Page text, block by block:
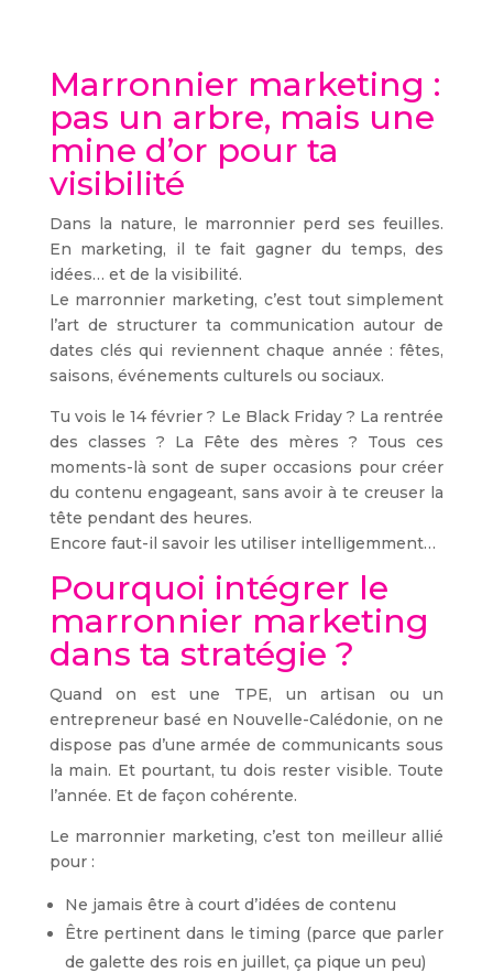
Marronnier marketing :
pas un arbre, mais une
mine d’or pour ta
visibilité
Dans la nature, le marronnier perd ses feuilles.
En marketing, il te fait gagner du temps, des
idées… et de la visibilité.
Le marronnier marketing, c’est tout simplement
l’art de structurer ta communication autour de
dates clés qui reviennent chaque année : fêtes,
saisons, événements culturels ou sociaux.
Tu vois le 14 février ? Le Black Friday ? La rentrée
des classes ? La Fête des mères ? Tous ces
moments-là sont de super occasions pour créer
du contenu engageant, sans avoir à te creuser la
tête pendant des heures.
Encore faut-il savoir les utiliser intelligemment…
Pourquoi intégrer le
marronnier marketing
dans ta stratégie ?
Quand on est une TPE, un artisan ou un
entrepreneur basé en Nouvelle-Calédonie, on ne
dispose pas d’une armée de communicants sous
la main. Et pourtant, tu dois rester visible. Toute
l’année. Et de façon cohérente.
Le marronnier marketing, c’est ton meilleur allié
pour :
Ne jamais être à court d’idées de contenu
Être pertinent dans le timing (parce que parler
de galette des rois en juillet, ça pique un peu)